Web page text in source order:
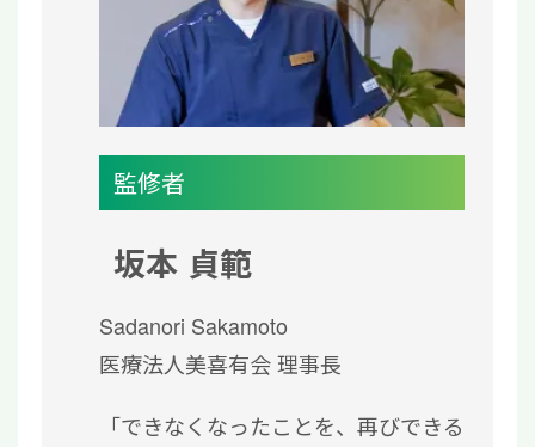
監修者
坂本 貞範
Sadanori Sakamoto
医療法人美喜有会 理事長
「できなくなったことを、再びできる